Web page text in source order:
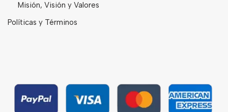
Misión, Visión y Valores
Políticas y Términos